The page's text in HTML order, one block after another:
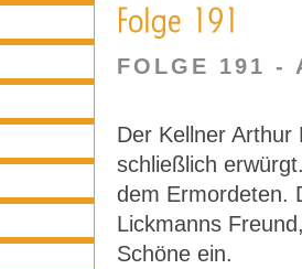
FOLGE 191 -
Der Kellner
schließlich
dem Ermordeten.
Lickmanns
Schöne ein.